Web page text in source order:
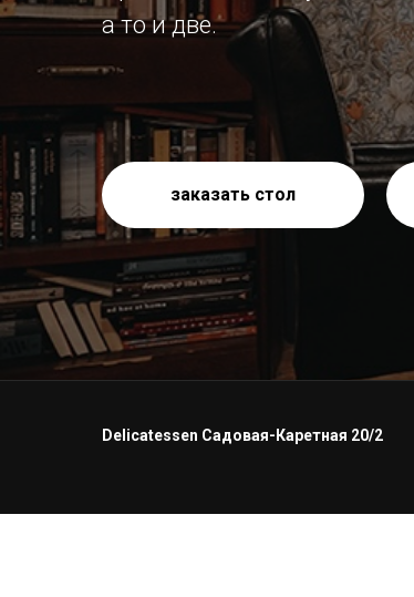
а то и две.
заказать стол
Delicatessen Садовая-Каретная 20/2